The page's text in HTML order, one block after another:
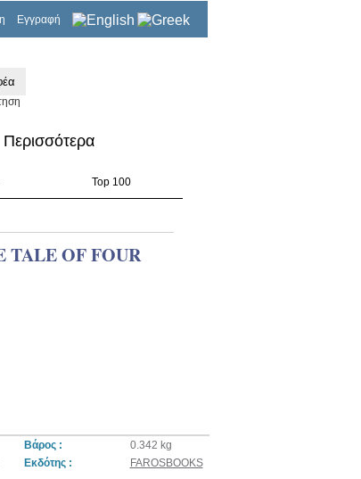
Εγγραφή
Περισσότερα
Top 100
OF FOUR
Βάρος :
0.342 kg
Εκδότης : FAROSBOOKS